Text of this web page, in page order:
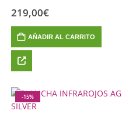
219,00€
AÑADIR AL CARRITO
-15%